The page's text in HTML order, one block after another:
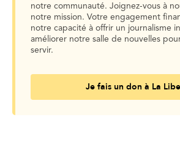
notre communauté. Joignez-vous à
notre mission. Votre engagement
notre capacité à offrir un journalisme
améliorer notre salle de nouvelles
servir.
Je fais un don à La